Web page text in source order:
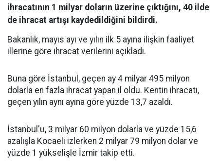
ihracatının 1 milyar doların üzerine çıktığını, 40 ilde
de ihracat artışı kaydedildiğini bildirdi.
Bakanlık, mayıs ayı ve yılın ilk 5 ayına ilişkin faaliyet
illerine göre ihracat verilerini açıkladı.
Buna göre İstanbul, geçen ay 4 milyar 495 milyon
dolarla en fazla ihracat yapan il oldu. Kentin ihracatı,
geçen yılın aynı ayına göre yüzde 13,7 azaldı.
İstanbul'u, 3 milyar 60 milyon dolarla ve yüzde 15,6
azalışla Kocaeli izlerken 2 milyar 79 milyon dolar ve
yüzde 1 yükselişle İzmir takip etti.